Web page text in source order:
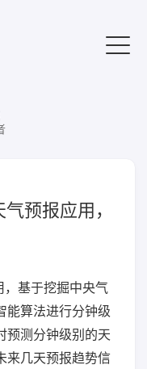
预报应用，
，基于挖掘中央气
能算法进行分钟级
预测分钟级别的天
来几天预报趋势信